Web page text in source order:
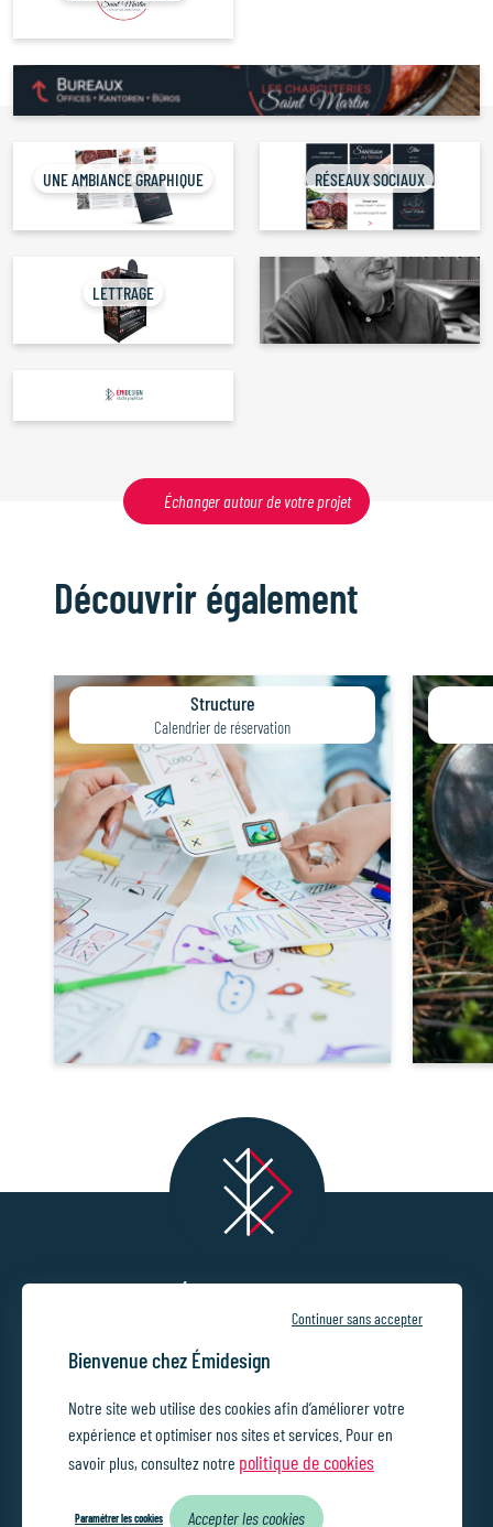
UNE AMBIANCE GRAPHIQUE RÉSEAUX SOCIAUX
LETTRAGE
Échanger autour de votre projet
Découvrir également
Structure
Calendrier de réservation
Émidesign
4400 Flémalle
info@emidesign.be
BE0691943857//Charte de vie privée //Conditions générales de
vente
Continuer sans accepter
Bienvenue chez Émidesign
Notre site web utilise des cookies afin d’améliorer votre
expérience et optimiser nos sites et services. Pour en
savoir plus, consultez notre politique de cookies
Paramétrer les cookies Accepter les cookies